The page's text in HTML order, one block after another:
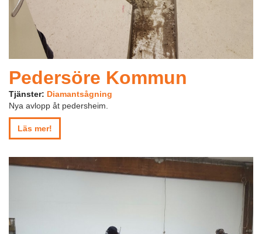
Pedersöre Kommun
Tjänster: Diamantsågning
Nya avlopp åt pedersheim.
Läs mer!